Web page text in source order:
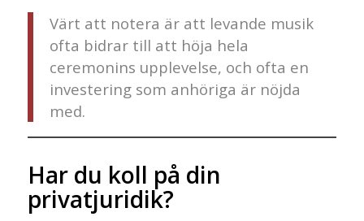
Värt att notera är att levande musik
ofta bidrar till att höja hela
ceremonins upplevelse, och ofta en
investering som anhöriga är nöjda
med.
Har du koll på din
privatjuridik?